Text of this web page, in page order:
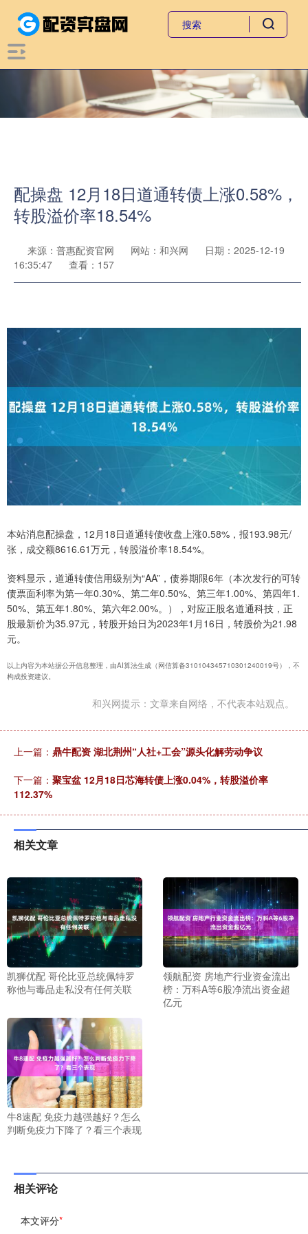
配操盘 12月18日道通转债上涨0.58%，
转股溢价率18.54%
来源：普惠配资官网 网站：和兴网
日期：2025-12-19
16:35:47
查看：157
本站消息配操盘，12月18日道通转债收盘上涨0.58%，报193.98元/
张，成交额8616.61万元，转股溢价率18.54%。
资料显示，道通转债信用级别为“AA”，债券期限6年（本次发行的可转
债票面利率为第一年0.30%、第二年0.50%、第三年1.00%、第四年1.
50%、第五年1.80%、第六年2.00%。），对应正股名道通科技，正
股最新价为35.97元，转股开始日为2023年1月16日，转股价为21.98
元。
以上内容为本站据公开信息整理，由AI算法生成（网信算备310104345710301240019号），不
构成投资建议。
和兴网提示：文章来自网络，不代表本站观点。
上一篇： 鼎牛配资 湖北荆州“人社+工会”源头化解劳动争议
下一篇： 聚宝盆 12月18日芯海转债上涨0.04%，转股溢价率
112.37%
相关文章
凯狮优配 哥伦比亚总统佩特罗
称他与毒品走私没有任何关联
领航配资 房地产行业资金流出
榜：万科A等6股净流出资金超
亿元
牛8速配 免疫力越强越好？怎么
判断免疫力下降了？看三个表现
相关评论
本文评分*